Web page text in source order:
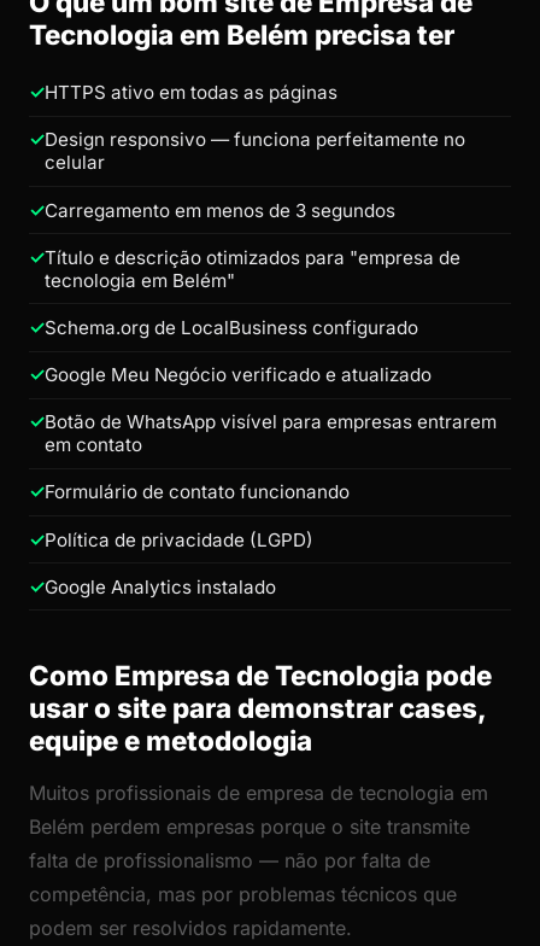
Tecnologia em Belém precisa ter
HTTPS ativo em todas as páginas
Design responsivo — funciona perfeitamente no
celular
Carregamento em menos de 3 segundos
Título e descrição otimizados para "empresa de
tecnologia em Belém"
Schema.org de LocalBusiness configurado
Google Meu Negócio verificado e atualizado
Botão de WhatsApp visível para empresas entrarem
em contato
Formulário de contato funcionando
Política de privacidade (LGPD)
Google Analytics instalado
Como Empresa de Tecnologia pode
usar o site para demonstrar cases,
equipe e metodologia
Muitos profissionais de empresa de tecnologia em
Belém perdem empresas porque o site transmite
falta de profissionalismo — não por falta de
competência, mas por problemas técnicos que
podem ser resolvidos rapidamente.